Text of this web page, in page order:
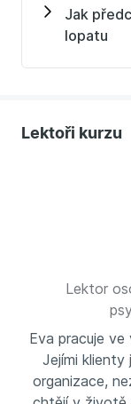
Ty, kteří
je umět posilovat
Jak
lopatu
Lektoři kurzu
Lektor
Eva pracuje
Jejími klienty
organizace,